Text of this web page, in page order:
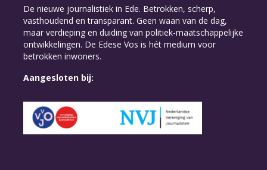
De nieuwe journalistiek in Ede. Betrokken, scherp,
vasthoudend en transparant. Geen waan van de dag,
maar verdieping en duiding van politiek-maatschappelijke
ontwikkelingen. De Edese Vos is hét medium voor
betrokken inwoners.
Aangesloten bij: